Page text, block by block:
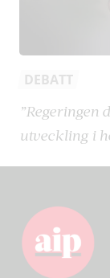
DEBATT
”Regeringen
utveckling i